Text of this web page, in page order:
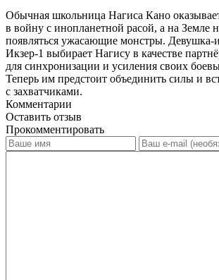
Обычная школьница Нагиса Кано
в войну с инопланетной расой, а на Земле
появляться ужасающие монстры. Девушка-
Икзер-1 выбирает Нагису в качестве
для синхронизации и усиления своих
Теперь им предстоит объединить силы и
с захватчиками.
Комментарии
Оставить отзыв
Прокомментировать